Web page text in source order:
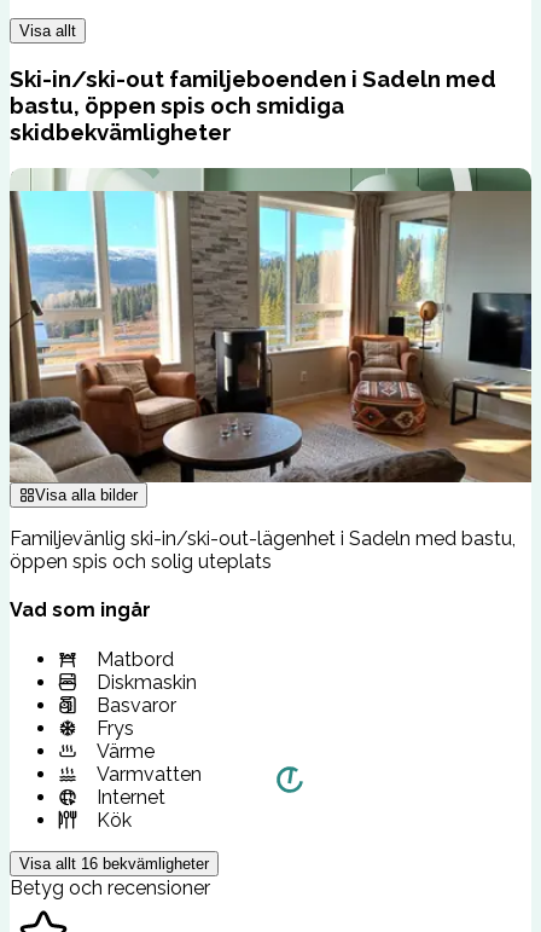
Visa allt
Ski-in/ski-out familjeboenden i Sadeln med
bastu, öppen spis och smidiga
skidbekvämligheter
Visa alla bilder
Familjevänlig ski-in/ski-out-lägenhet i Sadeln med bastu,
öppen spis och solig uteplats
Vad som ingår
Matbord
Diskmaskin
Basvaror
Frys
Värme
Varmvatten
Internet
Kök
Visa allt 16 bekvämligheter
Betyg och recensioner